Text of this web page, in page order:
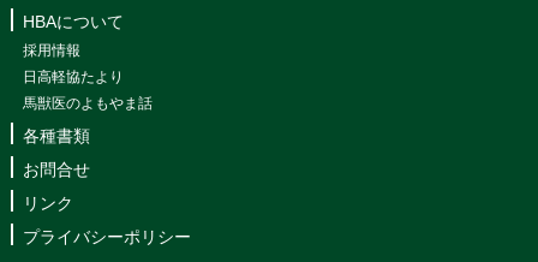
HBAについて
採用情報
日高軽協たより
馬獣医のよもやま話
各種書類
お問合せ
リンク
プライバシーポリシー